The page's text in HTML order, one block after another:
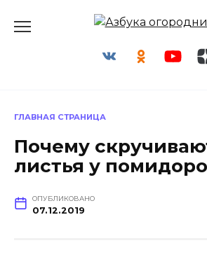
ГЛАВНАЯ СТРАНИЦА
Почему
листья у
ОПУБЛИКОВАНО
07.12.2019